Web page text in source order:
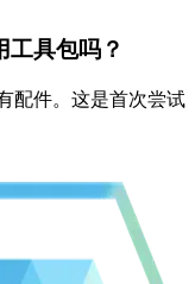
工具包吗？
配件。这是首次尝试